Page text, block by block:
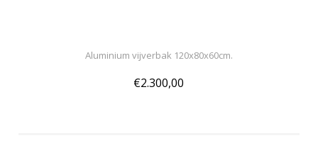
Aluminium vijverbak 120x80x60cm.
€2.300,00